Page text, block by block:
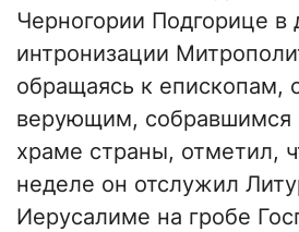
Черногории Подгорице в
интронизации
обращаясь к епископам,
верующим, собравшимся
храме страны, отметил,
неделе он отслужил
Иерусалиме на гробе